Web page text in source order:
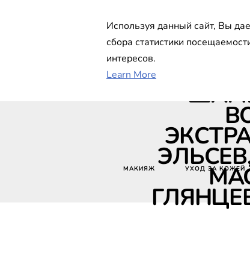
Используя данный сайт, Вы
сбора статистики
интересов.
Learn More
МАКИЯЖ УХОД ЗА КОЖЕЙ